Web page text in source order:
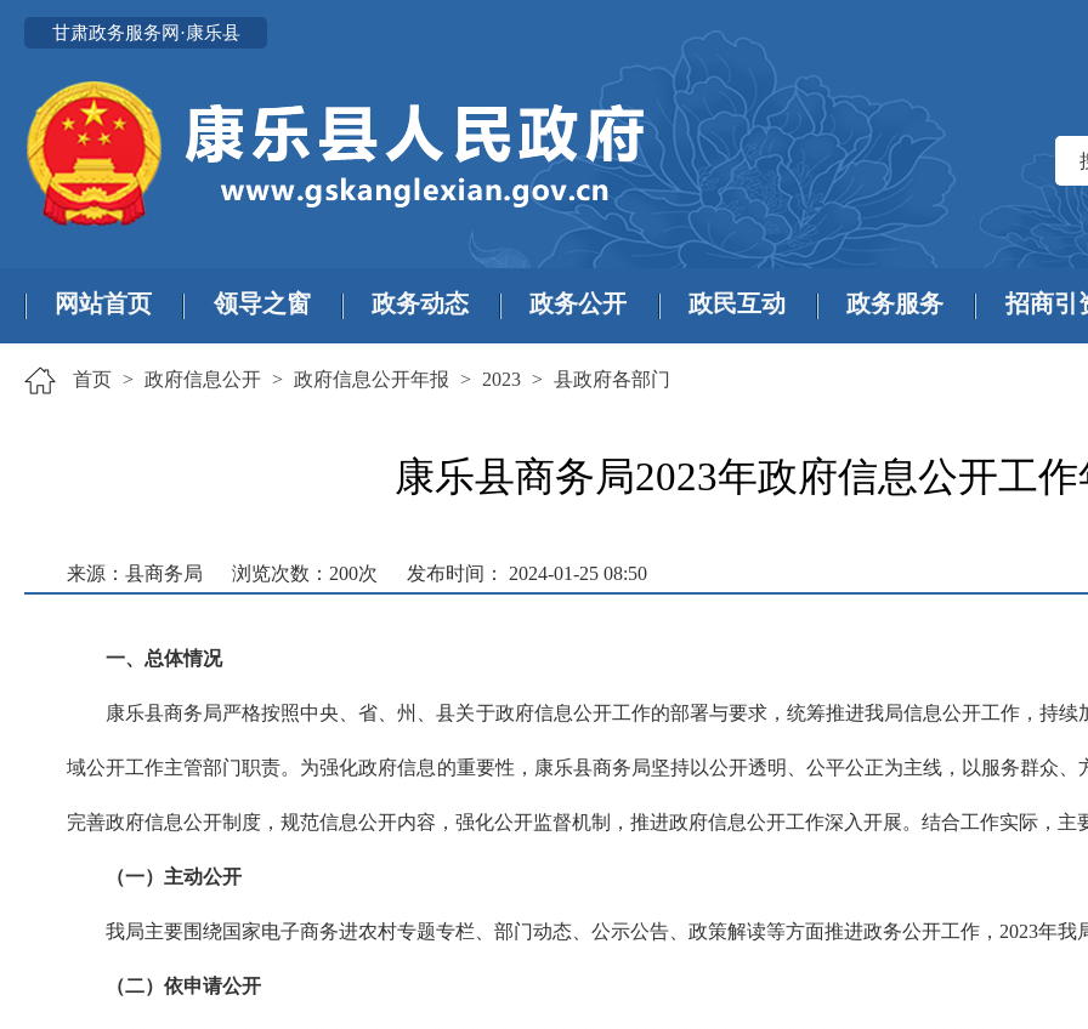
甘肃政务服务网·康乐县
网站首页 领导之窗 政务动态 政务公开 政民互动 政务服务 招商引
首页 > 政府信息公开 > 政府信息公开年报 > 2023 > 县政府各部门
康乐县商务局2023年政府信息公开工
来源：县商务局 浏览次数： 200次 发布时间： 2024-01-25 08:50
一、总体情况
康乐县商务局严格按照中央、省、州、县关于政府信息公开工作的部署与要求，统筹推进我局信息公开工作，持
域公开工作主管部门职责。为强化政府信息的重要性，康乐县商务局坚持以公开透明、公平公正为主线，以服务群众
完善政府信息公开制度，规范信息公开内容，强化公开监督机制，推进政府信息公开工作深入开展。结合工作实际，
（一）主动公开
我局主要围绕国家电子商务进农村专题专栏、部门动态、公示公告、政策解读等方面推进政务公开工作，2023年
（二） 依申请公开